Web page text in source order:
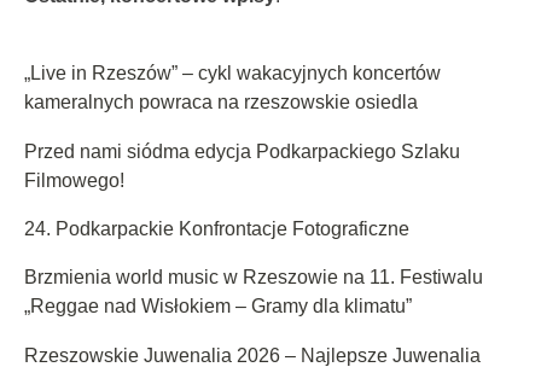
„Live in Rzeszów” – cykl wakacyjnych koncertów
kameralnych powraca na rzeszowskie osiedla
Przed nami siódma edycja Podkarpackiego Szlaku
Filmowego!
24. Podkarpackie Konfrontacje Fotograficzne
Brzmienia world music w Rzeszowie na 11. Festiwalu
„Reggae nad Wisłokiem – Gramy dla klimatu”
Rzeszowskie Juwenalia 2026 – Najlepsze Juwenalia